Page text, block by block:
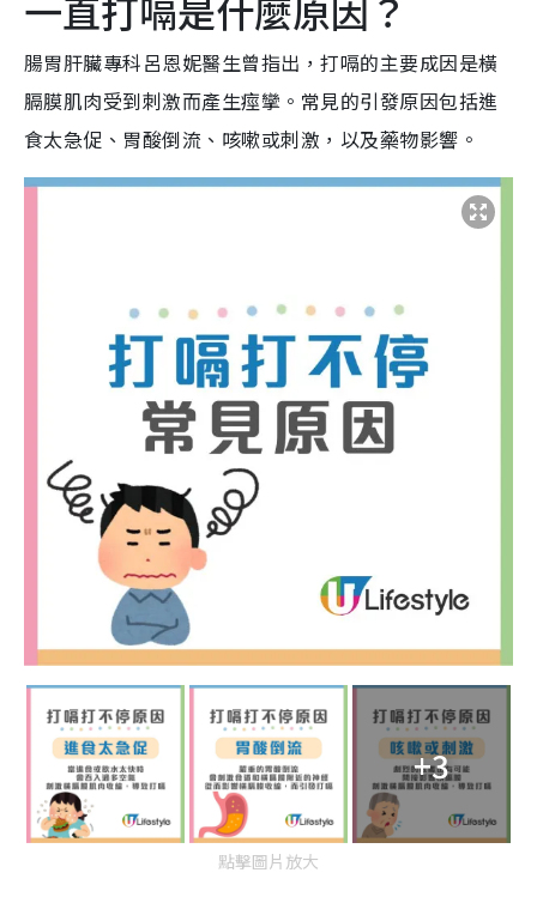
腸胃肝臟專科呂恩妮醫生曾指出，打嗝的主要成因是橫
膈膜肌肉受到刺激而產生痙攣。常見的引發原因包括進
食太急促、胃酸倒流、咳嗽或刺激，以及藥物影響。
+3
點擊圖片放大